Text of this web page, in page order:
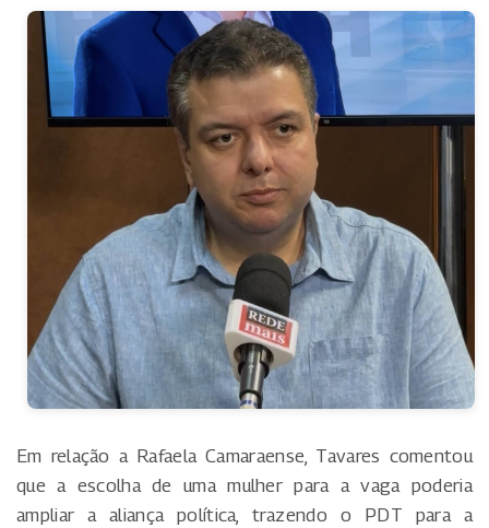
Em relação a Rafaela Camaraense, Tavares comentou
que a escolha de uma mulher para a vaga poderia
ampliar a aliança política, trazendo o PDT para a